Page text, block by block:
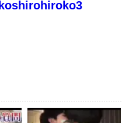
koshirohiroko3